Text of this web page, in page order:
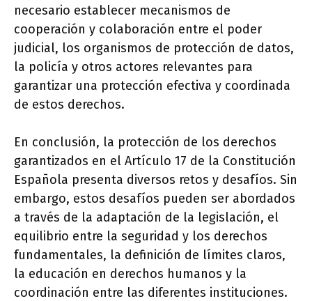
necesario establecer mecanismos de
cooperación y colaboración entre el poder
judicial, los organismos de protección de datos,
la policía y otros actores relevantes para
garantizar una protección efectiva y coordinada
de estos derechos.
En conclusión, la protección de los derechos
garantizados en el Artículo 17 de la Constitución
Española presenta diversos retos y desafíos. Sin
embargo, estos desafíos pueden ser abordados
a través de la adaptación de la legislación, el
equilibrio entre la seguridad y los derechos
fundamentales, la definición de límites claros,
la educación en derechos humanos y la
coordinación entre las diferentes instituciones.